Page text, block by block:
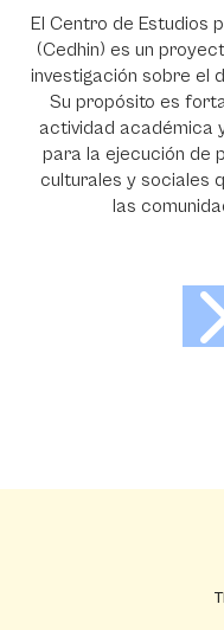
El Centro de Estudios
(Cedhin) es un
investigación sobre el
Su propósito es
actividad académica
para la ejecución de